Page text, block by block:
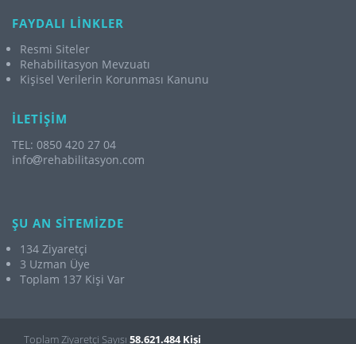
FAYDALI LİNKLER
Resmi Siteler
Rehabilitasyon Mevzuatı
Kişisel Verilerin Korunması Kanunu
İLETİŞİM
TEL: 0850 420 27 04
info
rehabilitasyon.com
ŞU AN SİTEMİZDE
134 Ziyaretçi
3 Uzman Üye
Toplam 137 Kişi Var
Toplam Ziyaretçi Sayısı 58.621.484 Kişi